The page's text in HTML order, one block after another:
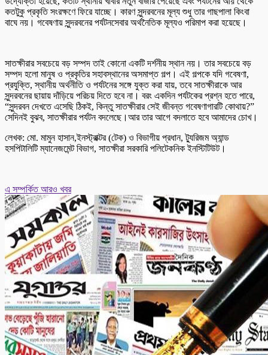
কতটুকু প্রকৃতি সংরক্ষণে ফিরে যাচ্ছে। কারণ সুন্দরবনের মূল্য শুধু তার গাছপালা কিংবা
বাঘে নয়। গবেষণায় সুন্দরবনের পর্যটনসেবার অর্থনৈতিক মূল্যও পরিমাপ করা হয়েছে।
সাতক্ষীরার সবচেয়ে বড় সম্পদ তাই কোনো একটি দর্শনীয় স্থান নয়। তার সবচেয়ে বড়
সম্পদ হলো মানুষ ও প্রকৃতির সহাবস্থানের অসমাপ্ত গল্প। এই গল্পকে যদি গবেষণা,
প্রযুক্তি, স্থানীয় অর্থনীতি ও পর্যটনের সঙ্গে যুক্ত করা যায়, তবে সাতক্ষীরাকে আর
সুন্দরবনের ছায়ায় দাঁড়িয়ে পরিচয় দিতে হবে না। বরং একদিন পর্যটকের প্রশ্ন হতে পারে,
“সুন্দরবন দেখতে এসেছি ঠিকই, কিন্তু সাতক্ষীরার সেই জীবন্ত গবেষণাগারটি কোথায়?”
সেদিনই বুঝব, সাতক্ষীরার পর্যটন বদলেছে।আর তার আগে বদলাতে হবে আমাদের চোখ।
লেখক: মো. মামুন হাসান,ইনস্ট্রাক্টর (টেক) ও বিভাগীয় প্রধান, ট্যুরিজম অ্যান্ড
হসপিটালিটি ম্যানেজমেন্ট বিভাগ, সাতক্ষীরা সরকারি পলিটেকনিক ইনস্টিটিউট।
এ সম্পর্কিত আরও খবর